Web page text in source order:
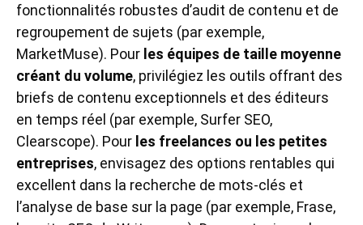
fonctionnalités robustes d’audit de contenu et de
regroupement de sujets (par exemple,
MarketMuse). Pour les équipes de taille moyenne
créant du volume, privilégiez les outils offrant des
briefs de contenu exceptionnels et des éditeurs
en temps réel (par exemple, Surfer SEO,
Clearscope). Pour les freelances ou les petites
entreprises, envisagez des options rentables qui
excellent dans la recherche de mots-clés et
l’analyse de base sur la page (par exemple, Frase,